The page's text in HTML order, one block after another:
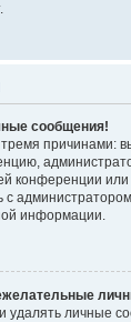
сообщения!
причинами:
конференции
с
информации.
удалять личные